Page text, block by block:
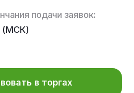
подачи заявок:
(МСК)
в торгах